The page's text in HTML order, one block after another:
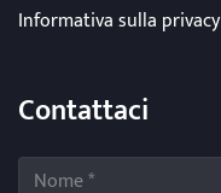
Informativa sulla privacy
Contattaci